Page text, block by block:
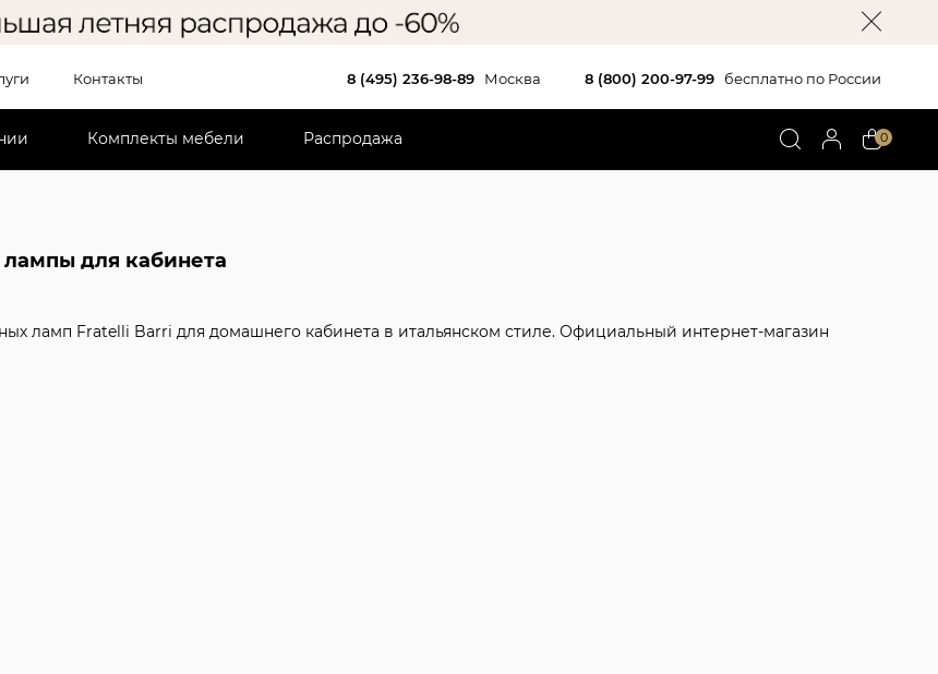
Контакты 8 (495) 236-98-89 Москва 8 (800) 200-97-99 бесплатно по России
Комплекты мебели Распродажа 0
для кабинета
ламп Fratelli Barri для домашнего кабинета в итальянском стиле. Официальный интернет-магазин